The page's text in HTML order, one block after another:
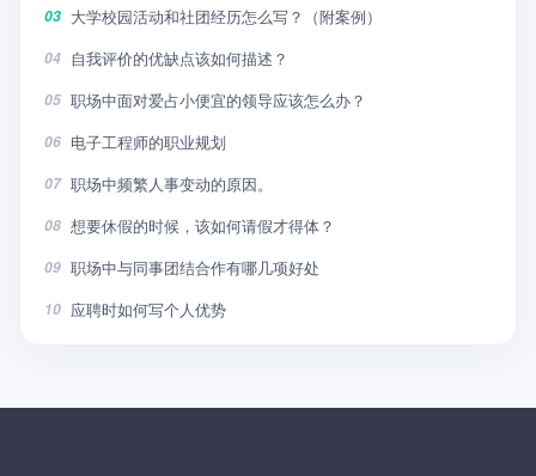
03 大学校园活动和社团经历怎么写？（附案例）
04 自我评价的优缺点该如何描述？
05 职场中面对爱占小便宜的领导应该怎么办？
06 电子工程师的职业规划
07 职场中频繁人事变动的原因。
08 想要休假的时候，该如何请假才得体？
09 职场中与同事团结合作有哪几项好处
10 应聘时如何写个人优势